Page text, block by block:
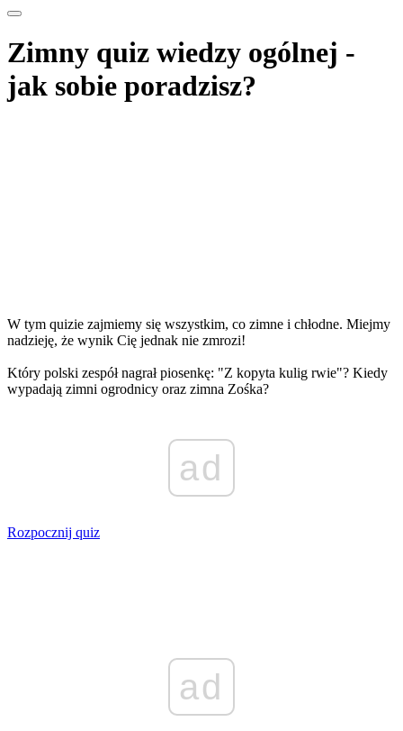
Zimny quiz wiedzy ogólnej -
jak sobie poradzisz?
W tym quizie zajmiemy się wszystkim, co zimne i chłodne. Miejmy
nadzieję, że wynik Cię jednak nie zmrozi!
Który polski zespół nagrał piosenkę: "Z kopyta kulig rwie"? Kiedy
wypadają zimni ogrodnicy oraz zimna Zośka?
ad
Rozpocznij quiz
ad